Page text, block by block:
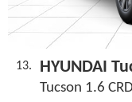
13. HYUNDAI
Tucson 1.6